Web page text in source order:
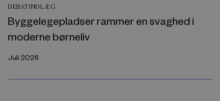
DEBATINDLÆG
Byggelegepladser rammer en svaghed i
moderne børneliv
Juli 2026